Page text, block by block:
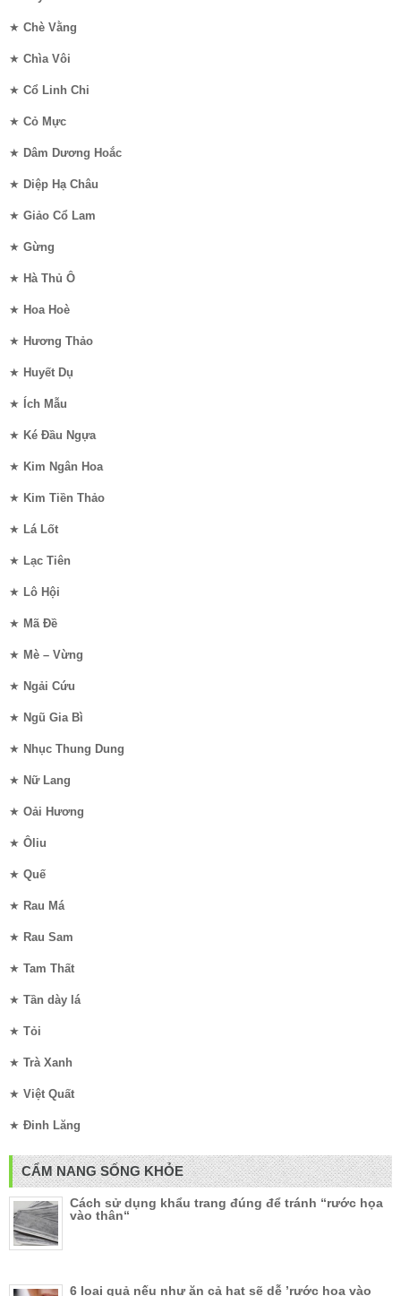
★ Chè Vằng
★ Chìa Vôi
★ Cổ Linh Chi
★ Cỏ Mực
★ Dâm Dương Hoắc
★ Diệp Hạ Châu
★ Giảo Cổ Lam
★ Gừng
★ Hà Thủ Ô
★ Hoa Hoè
★ Hương Thảo
★ Huyết Dụ
★ Ích Mẫu
★ Ké Đầu Ngựa
★ Kim Ngân Hoa
★ Kim Tiền Thảo
★ Lá Lốt
★ Lạc Tiên
★ Lô Hội
★ Mã Đề
★ Mè – Vừng
★ Ngải Cứu
★ Ngũ Gia Bì
★ Nhục Thung Dung
★ Nữ Lang
★ Oải Hương
★ Ôliu
★ Quế
★ Rau Má
★ Rau Sam
★ Tam Thất
★ Tần dày lá
★ Tỏi
★ Trà Xanh
★ Việt Quất
★ Đinh Lăng
CẨM NANG SỐNG KHỎE
Cách sử dụng khẩu trang đúng để tránh “rước họa
vào thân“
6 loại quả nếu như ăn cả hạt sẽ dễ ’rước họa vào